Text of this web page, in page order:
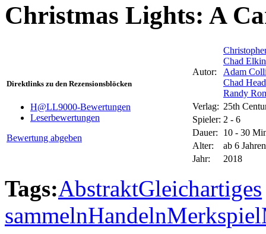
Christmas Lights: A
Direktlinks zu den Rezensionsblöcken
H@LL9000-Bewertungen
Leserbewertungen
Bewertung abgeben
Autor:
Chad
Adam
Chad Head
Randy
Verlag: 25th
Spieler: 2 - 6
Dauer:
10 - 30
Alter:
ab 6 Jahren
Jahr:
2018
Tags:AbstraktGleichartiges
sammelnHandelnMerkspiel